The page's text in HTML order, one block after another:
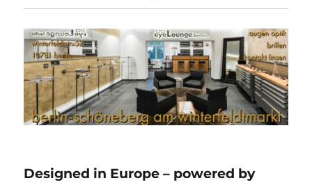
Designed in Europe – powered by